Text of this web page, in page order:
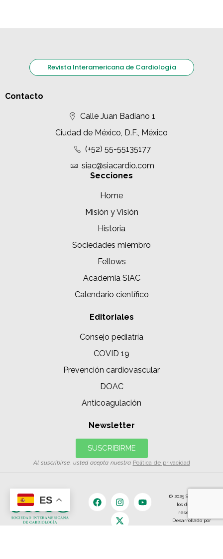
Revista Interamericana de Cardiología
Contacto
Calle Juan Badiano 1
Ciudad de México, D.F., México
(+52) 55-55135177
siac@siacardio.com
Secciones
Home
Misión y Visión
Historia
Sociedades miembro
Fellows
Academia SIAC
Calendario científico
Editoriales
Consejo pediatría
COVID 19
Prevención cardiovascular
DOAC
Anticoagulación
Newsletter
SUSCRIBIRME
Al suscribirse, usted acepta nuestra Política de privacidad
© 2025 SIAC | Todos
los derechos
reservados.
Desarrollado por
ES